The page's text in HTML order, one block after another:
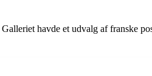
havde et udvalg af franske